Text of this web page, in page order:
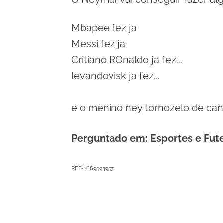
Mbapee fez ja
Messi fez ja
Critiano ROnaldo ja fez...
levandovisk ja fez...
e o menino ney tornozelo de
Perguntado em: Esportes e
REF-1669593957